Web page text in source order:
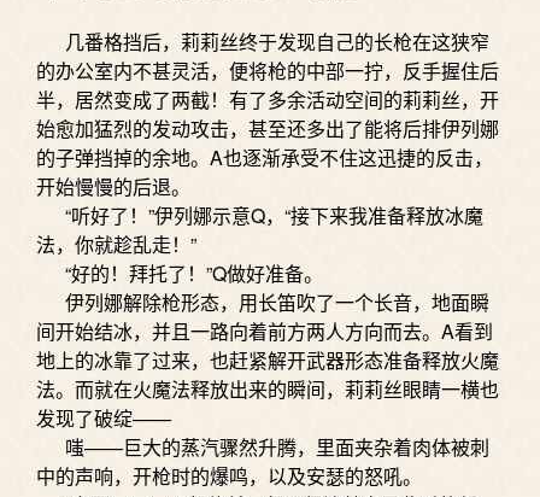
几番格挡后，莉莉丝终于发现自己的长枪在这狭窄
的办公室内不甚灵活，便将枪的中部一拧，反手握住后
半，居然变成了两截！有了多余活动空间的莉莉丝，开
始愈加猛烈的发动攻击，甚至还多出了能将后排伊列娜
的子弹挡掉的余地。A也逐渐承受不住这迅捷的反击，
开始慢慢的后退。
“听好了！”伊列娜示意Q，“接下来我准备释放冰魔
法，你就趁乱走！”
“好的！拜托了！”Q做好准备。
伊列娜解除枪形态，用长笛吹了一个长音，地面瞬
间开始结冰，并且一路向着前方两人方向而去。A看到
地上的冰靠了过来，也赶紧解开武器形态准备释放火魔
法。而就在火魔法释放出来的瞬间，莉莉丝眼睛一横也
发现了破绽——
嗤——巨大的蒸汽骤然升腾，里面夹杂着肉体被刺
中的声响，开枪时的爆鸣，以及安瑟的怒吼。